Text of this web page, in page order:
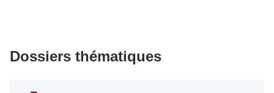
Dossiers thématiques